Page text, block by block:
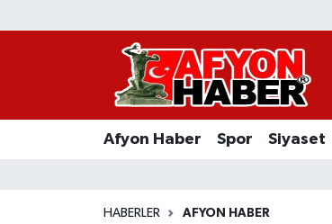
Afyon Haber Spor Siyaset
HABERLER AFYON HABER
Afyon Haber
Asayiş Yaşam